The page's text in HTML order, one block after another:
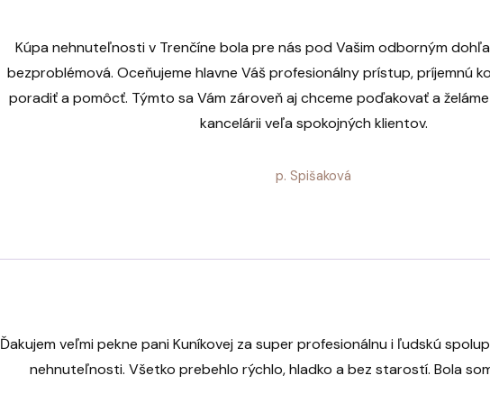
Kúpa nehnuteľnosti v Trenčíne bola pre nás pod Vašim odborným
bezproblémová. Oceňujeme hlavne Váš profesionálny prístup, príjemnú
poradiť a pomôcť. Týmto sa Vám zároveň aj chceme poďakovať a
kancelárii veľa spokojných klientov.
p. Spišaková
Ďakujem veľmi pekne pani Kuníkovej za super profesionálnu i ľudskú
nehnuteľnosti. Všetko prebehlo rýchlo, hladko a bez starostí. Bola